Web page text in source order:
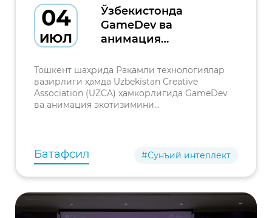
04
ИЮЛ
Ўзбекистонда
GameDev ва
анимация
ривожлантириш
масалалари
муҳокама қилинди
Тошкент шаҳрида Рақамли технологиялар
вазирлиги ҳамда Uzbekistan Creative
Association (UZCA) ҳамкорлигида GameDev
ва анимация экотизимини
ўқув кур
Батафсил #Сунъий интеллект